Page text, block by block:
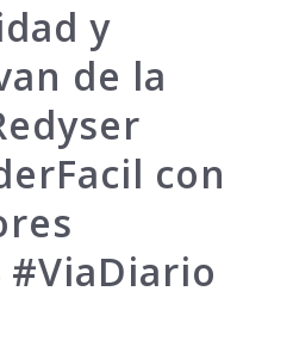
y
de la
con
#ViaDiario